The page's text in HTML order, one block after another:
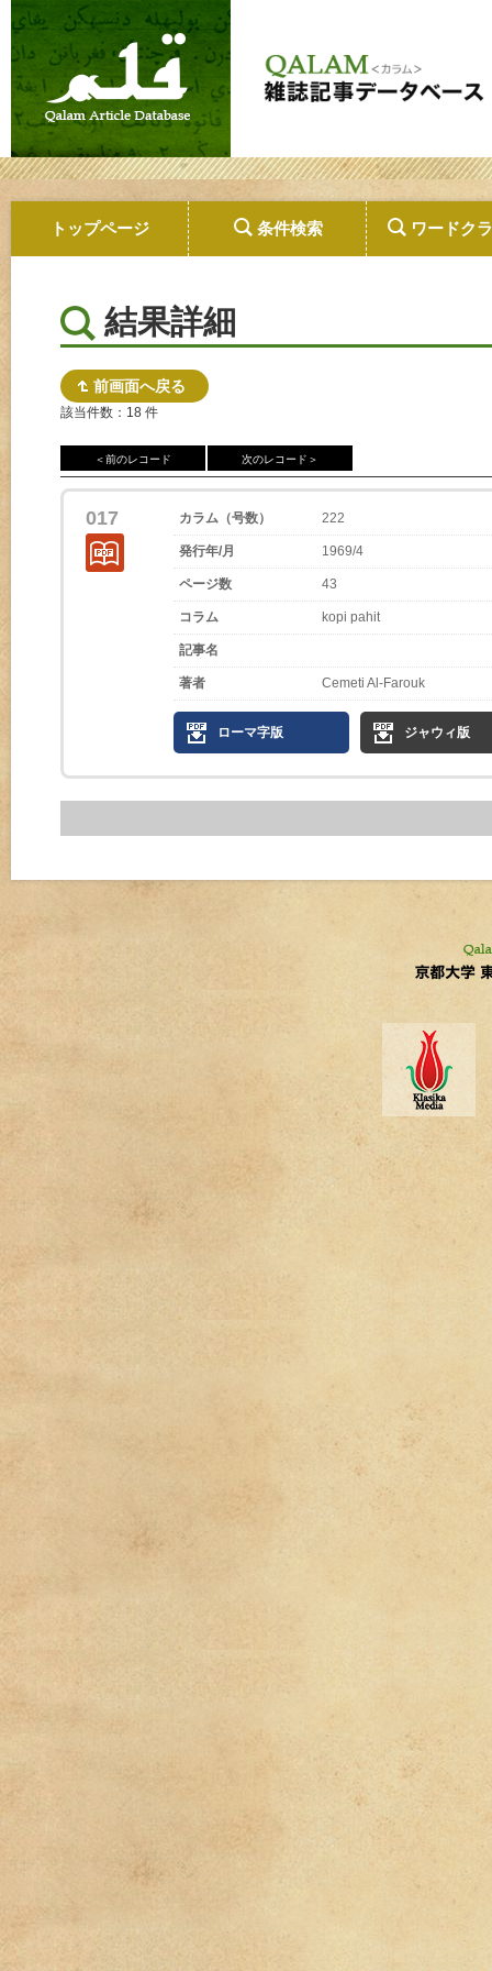
トップページ 条件検索 ワードク
結果詳細
前画面へ戻る
該当件数：18 件
＜前のレコード 次のレコード＞
017 カラム（号数） 222
発行年/月 1969/4
ページ数 43
コラム kopi pahit
記事名
著者 Cemeti Al-Farouk
ローマ字版 ジャウィ版